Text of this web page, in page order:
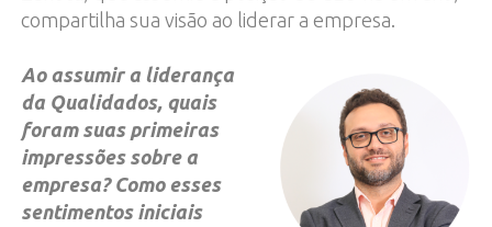
compartilha sua visão ao liderar a empresa.
Ao assumir a liderança
da Qualidados, quais
foram suas primeiras
impressões sobre a
empresa? Como esses
sentimentos iniciais